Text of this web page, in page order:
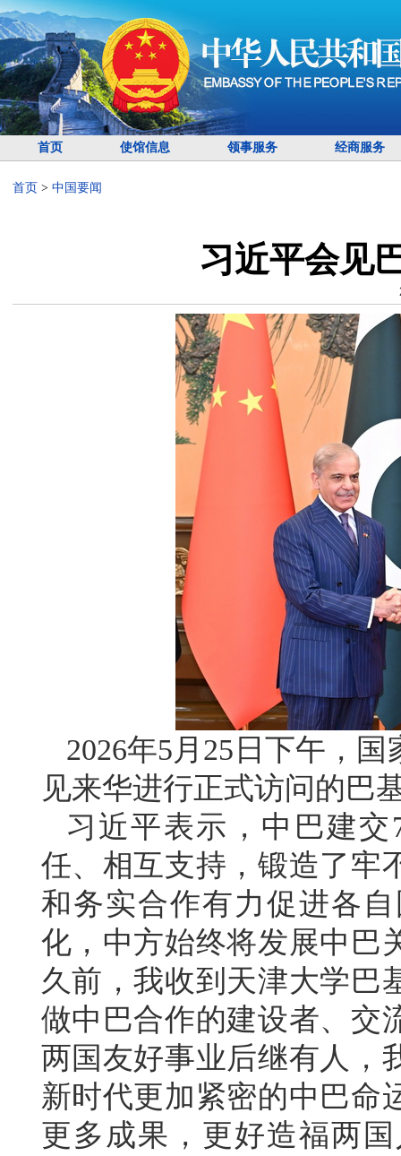
首页 使馆信息 领事服务 经商服务
首页 > 中国要闻
习近平会见
2026年5月25日下午，
见来华进行正式访问的巴
习近平表示，中巴建
任、相互支持，锻造了牢
和务实合作有力促进各
化，中方始终将发展中巴
久前，我收到天津大学巴
做中巴合作的建设者、交
两国友好事业后继有人，
新时代更加紧密的中巴命
更多成果，更好造福两